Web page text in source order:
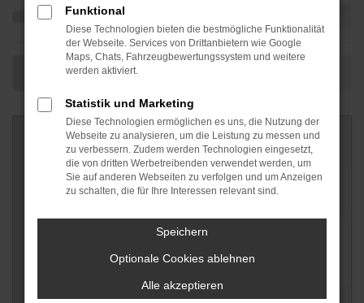
Funktional
Diese Technologien bieten die bestmögliche Funktionalität
der Webseite. Services von Drittanbietern wie Google
Maps, Chats, Fahrzeugbewertungssystem und weitere
werden aktiviert.
Statistik und Marketing
Diese Technologien ermöglichen es uns, die Nutzung der
Webseite zu analysieren, um die Leistung zu messen und
zu verbessern. Zudem werden Technologien eingesetzt,
die von dritten Werbetreibenden verwendet werden, um
Sie auf anderen Webseiten zu verfolgen und um Anzeigen
zu schalten, die für Ihre Interessen relevant sind.
Speichern
Optionale Cookies ablehnen
Alle akzeptieren